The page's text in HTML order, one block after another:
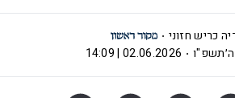
כריש חזוני
ה׳תשפ"ו
02.06.2026 | 14:09